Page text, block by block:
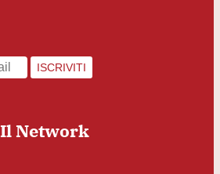
ISCRIVITI
Il Network